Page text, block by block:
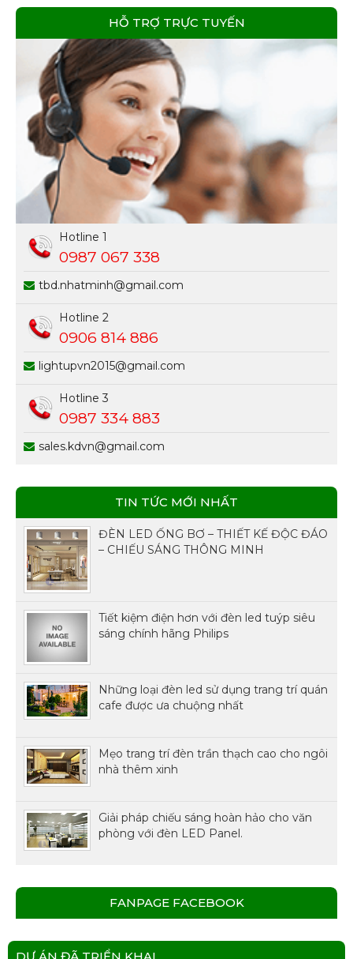
HỖ TRỢ TRỰC TUYẾN
Hotline 1
0987 067 338
tbd.nhatminh@gmail.com
Hotline 2
0906 814 886
lightupvn2015@gmail.com
Hotline 3
0987 334 883
sales.kdvn@gmail.com
TIN TỨC MỚI NHẤT
ĐÈN LED ỐNG BƠ – THIẾT KẾ ĐỘC ĐÁO
– CHIẾU SÁNG THÔNG MINH
Tiết kiệm điện hơn với đèn led tuýp siêu
sáng chính hãng Philips
Những loại đèn led sử dụng trang trí quán
cafe được ưa chuộng nhất
Mẹo trang trí đèn trần thạch cao cho ngôi
nhà thêm xinh
Giải pháp chiếu sáng hoàn hảo cho văn
phòng với đèn LED Panel.
FANPAGE FACEBOOK